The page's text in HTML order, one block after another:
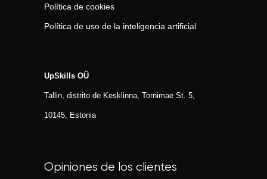
Política de cookies
Política de uso de la inteligencia artificial
UpSkills OÜ
Tallin, distrito de Kesklinna, Tornimаe St. 5,
10145, Estonia
Opiniones de los clientes